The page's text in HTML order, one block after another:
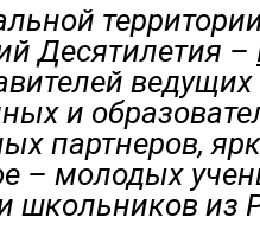
Десятилетия –
и
партнеров,
– молодых
школьников из